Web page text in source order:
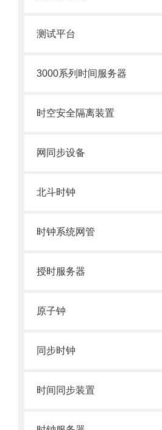
测试平台
3000系列时间服务器
时空安全隔离装置
网同步设备
北斗时钟
时钟系统网管
授时服务器
原子钟
同步时钟
时间同步装置